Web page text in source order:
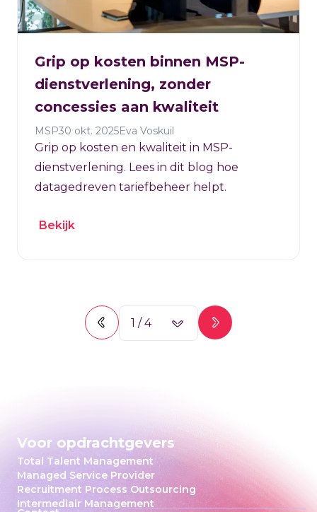
Grip op kosten binnen MSP-
dienstverlening, zonder
concessies aan kwaliteit
MSP30 okt. 2025Eva Voskuil
Grip op kosten en kwaliteit in MSP-
dienstverlening. Lees in dit blog hoe
datagedreven tariefbeheer helpt.
Bekijk
1 /4
Voor opdrachtgevers
Total Talent Management
Managed Service Provider
Recruitment Process Outsourcing
Intermediair Management